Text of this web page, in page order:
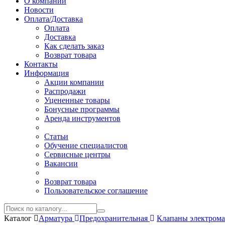
Новости
Оплата/Доставка
Оплата
Доставка
Как сделать заказ
Возврат товара
Контакты
Информация
Акции компании
Распродажи
Уцененные товары
Бонусные программы
Аренда инструментов
Статьи
Обучение специалистов
Сервисные центры
Вакансии
Возврат товара
Пользовательское соглашение
Каталог Арматура Предохранительная Клапаны